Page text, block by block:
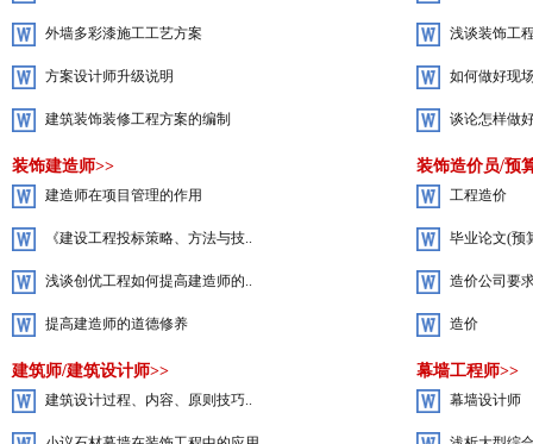
外墙多彩漆施工工艺方案
方案设计师升级说明
建筑装饰装修工程方案的编制
浅谈装饰工
如何做好现
谈论怎样做
装饰建造师>>
建造师在项目管理的作用
《建设工程投标策略、方法与技..
浅谈创优工程如何提高建造师的..
提高建造师的道德修养
装饰造价员/预
工程造价
毕业论文(预
造价公司要
造价
建筑师/建筑设计师>>
建筑设计过程、内容、原则技巧..
幕墙工程师>>
幕墙设计师